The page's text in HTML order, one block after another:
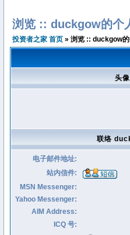
浏览 :: duckgow的个
投资者之家 首页 » 浏览 :: duckgow
头像
联络
电子邮件地址:
站内信件:
MSN Messenger:
Yahoo Messenger:
AIM Address:
ICQ 号: